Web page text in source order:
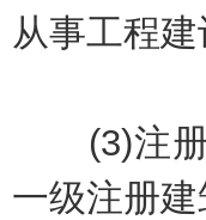
从事工程
(3)注册
一级注册